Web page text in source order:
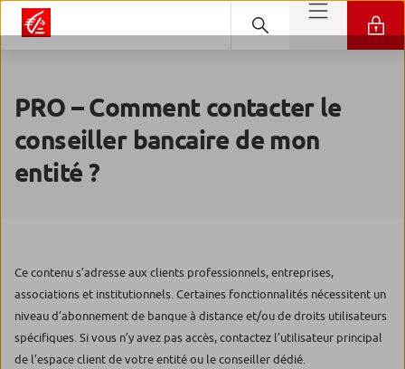
PRO – Comment contacter le
conseiller bancaire de mon
entité ?
Ce contenu s’adresse aux clients professionnels, entreprises,
associations et institutionnels. Certaines fonctionnalités nécessitent un
niveau d’abonnement de banque à distance et/ou de droits utilisateurs
spécifiques. Si vous n’y avez pas accès, contactez l’utilisateur principal
de l’espace client de votre entité ou le conseiller dédié.